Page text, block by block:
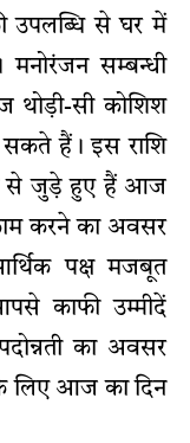
उपलब्धि से घर में
मनोरंजन सम्बन्धी
थोड़ी-सी कोशिश
हैं। इस राशि
से जुड़े हुए हैं आज
करने का अवसर
पक्ष मजबूत
काफी उम्मीदें
का अवसर
के लिए आज का दिन